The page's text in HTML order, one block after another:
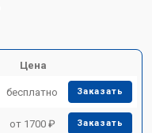
Цена
бесплатно Заказать
от 1700 ₽ Заказать